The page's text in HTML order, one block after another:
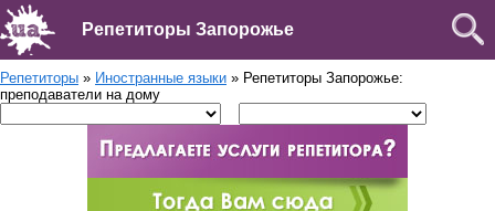
Репетиторы Запорожье
Репетиторы » Иностранные языки » Репетиторы Запорожье:
преподаватели на дому